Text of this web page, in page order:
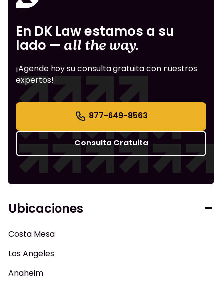
En DK Law estamos a su
lado — all the way.
¡Agende hoy su consulta gratuita con nuestros
expertos!
877-649-8563
Consulta Gratuita
Ubicaciones
Costa Mesa
Los Angeles
Anaheim